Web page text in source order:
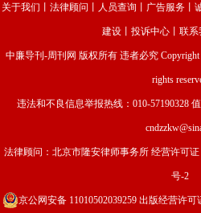
关于我们 法律顾问 人员查询 广告服务
建设丨 投诉中心丨 联系
中廉导刊-周刊网 版权所有 违者必究 Copyright
rights
违法和不良信息举报热线：010-57190328
法律顾问：北京市隆安律师事务所 经营许可证
号-2
京公网安备 11010502039259出版经营许可